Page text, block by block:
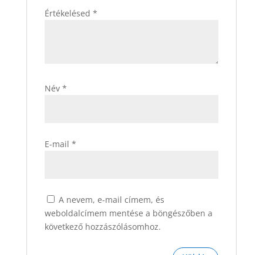
Értékelésed *
Név *
E-mail *
A nevem, e-mail címem, és
weboldalcímem mentése a böngészőben a
következő hozzászólásomhoz.